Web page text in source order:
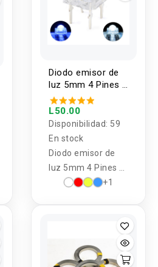
Diodo emisor de
luz 5mm 4 Pines 5
unidades
L50.00
Disponibilidad: 59
En stock
Diodo emisor de
luz 5mm 4 Pines 5
unidades
+1